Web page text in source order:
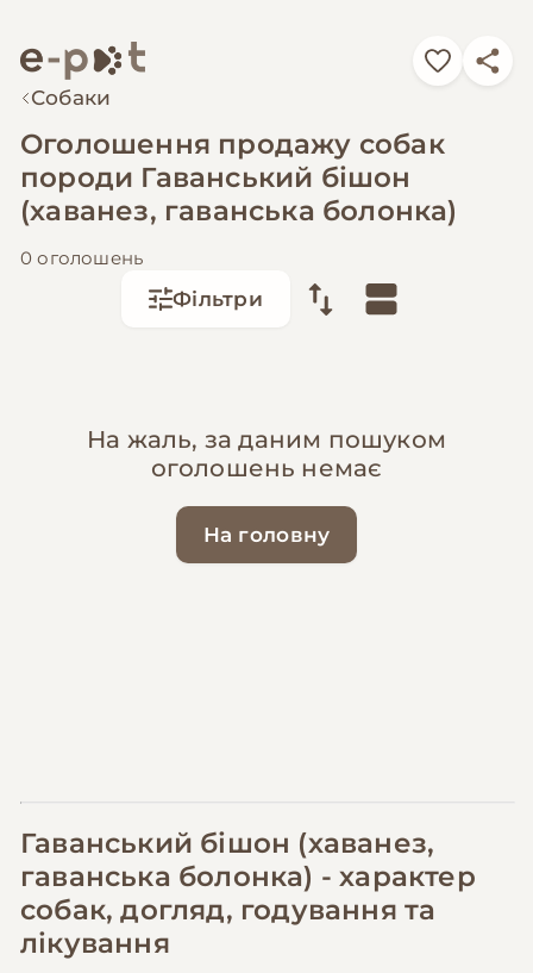
Собаки
Оголошення продажу собак
породи Гаванський бішон
(хаванез, гаванська болонка)
0 оголошень
Фільтри
На жаль, за даним пошуком
оголошень немає
На головну
Гаванський бішон (хаванез,
гаванська болонка) - характер
собак, догляд, годування та
лікування